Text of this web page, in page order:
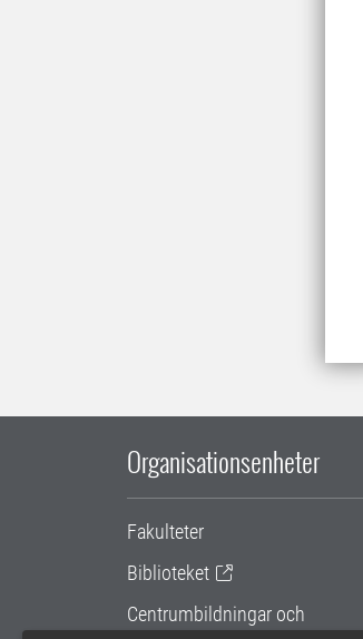
Organisationsenheter
Fakulteter
Biblioteket
Centrumbildningar och